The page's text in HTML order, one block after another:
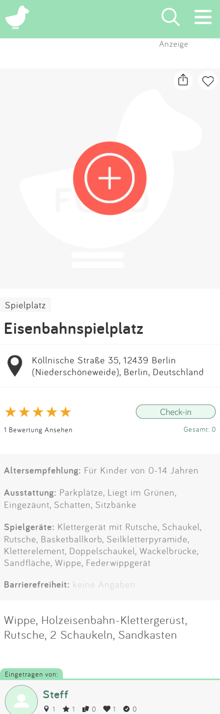
×
Blog
Partner
Kontakt
Impressum
Anzeige
Spielplatz
Eisenbahnspielplatz
Köllnische Straße 35, 12439 Berlin
(Niederschöneweide), Berlin, Deutschland
1 Bewertung Ansehen Gesamt: 0
Altersempfehlung: Für Kinder von 0-14 Jahren
Ausstattung: Parkplätze, Liegt im Grünen,
Eingezäunt, Schatten, Sitzbänke
Spielgeräte: Klettergerät mit Rutsche, Schaukel,
Rutsche, Basketballkorb, Seilkletterpyramide,
Kletterelement, Doppelschaukel, Wackelbrücke,
Sandfläche, Wippe, Federwippgerät
Barrierefreiheit: keine Angaben
Wippe, Holzeisenbahn-Klettergerüst,
Rutsche, 2 Schaukeln, Sandkasten
Eingetragen von:
Steff
1 1 0 1 0